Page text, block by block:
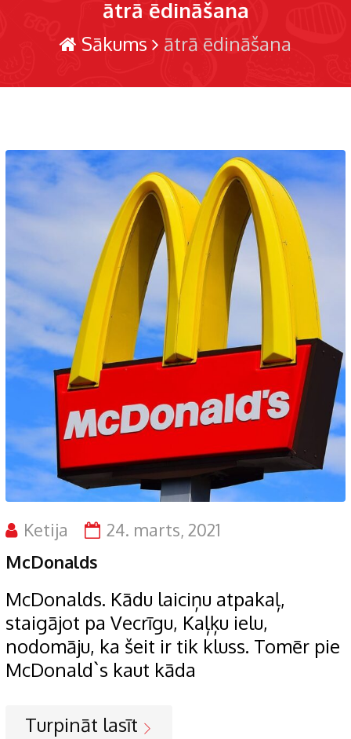
ātrā ēdināšana
Sākums ātrā ēdināšana
Ketija 24. marts, 2021
McDonalds
McDonalds. Kādu laiciņu atpakaļ,
staigājot pa Vecrīgu, Kaļķu ielu,
nodomāju, ka šeit ir tik kluss. Tomēr pie
McDonald`s kaut kāda
Turpināt lasīt